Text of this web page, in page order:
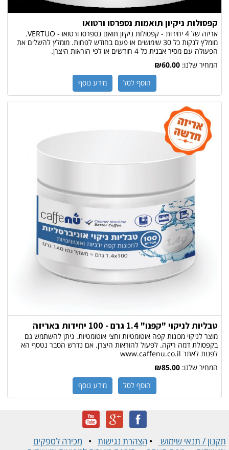
קפסולות ניקיון תואמות נספרסו ורטואו
אריזה של 4 יחידות - קפסולות ניקיון תואם נספרסו ורטואו - VERTUO.
מומלץ לנקות כל 30 שימושים או פעם בחודש לפחות. מומלץ להשלים את
הפעולה עם מסיר אבנית כל 4 חודשים או לפי הוראות היצרן.
המחיר שלנו: ₪60.00
הוסף לסל מידע נוסף
טבליות לניקוי "קפנו" 1.4 גרם - 100 יחידות באריזה
מוצר לניקוי מכונות קפה אוטומטיות וחצי אוטומטיות. ניתן להשתמש גם
בקפסולת דמה ריקה. לפעול להוראות היצרן. אם נדרש הסבר נטסף הא
לפנות לאתר www.caffenu.co.il
המחיר שלנו: ₪85.00
הוסף לסל מידע נוסף
תקנון / תנאי שימוש •הצהרת נגישות • מכירה לספקים